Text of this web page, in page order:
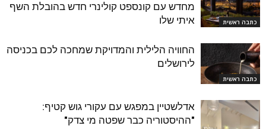
כתבה ראשית
מחדש עם קונספט קולינרי חדש בהובלת השף
איתי שלו
כתבה ראשית
החוויה הלילית והמדויקת שמחכה לכם בכניסה
לירושלים
אדלשטיין במפגש עם עקורי גוש קטיף:
"ההיסטוריה כבר שפטה מי צדק"